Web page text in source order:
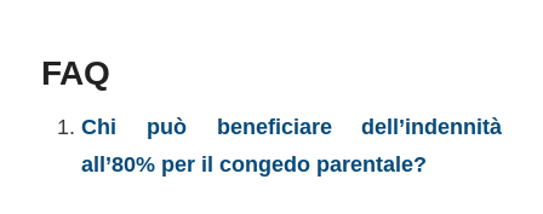
FAQ
Chi può beneficiare dell’indennità
all’80% per il congedo parentale?